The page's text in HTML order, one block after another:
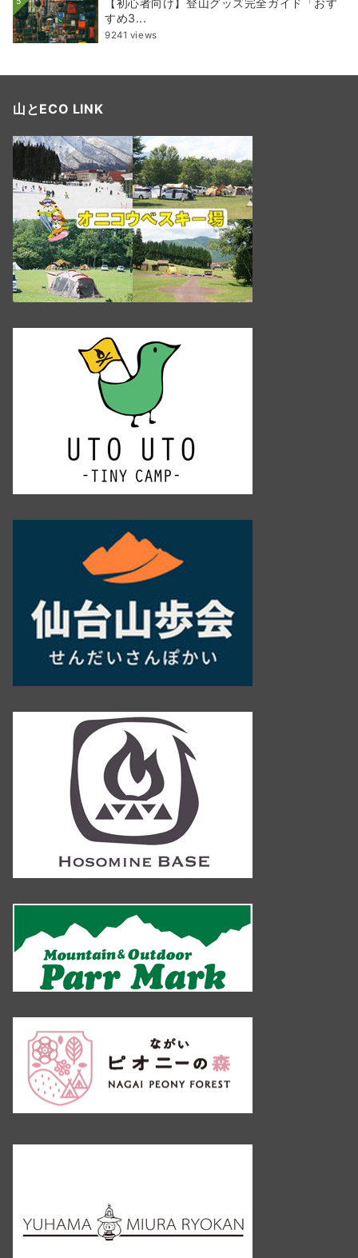
すめ3...
9241 views
山とECO LINK